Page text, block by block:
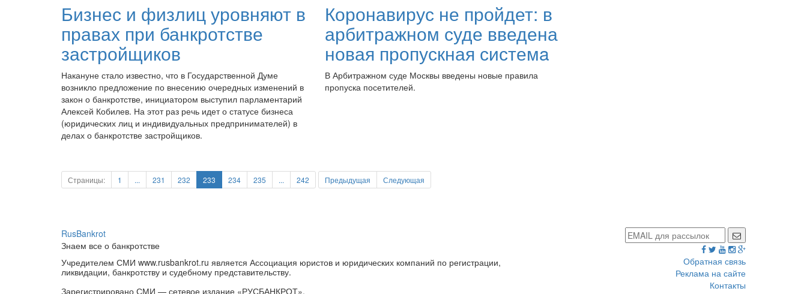
Бизнес и физлиц уровняют в
правах при банкротстве
застройщиков
Накануне стало известно, что в Государственной Думе
возникло предложение по внесению очередных изменений в
закон о банкротстве, инициатором выступил парламентарий
Алексей Кобилев. На этот раз речь идет о статусе бизнеса
(юридических лиц и индивидуальных предпринимателей) в
делах о банкротстве застройщиков.
Коронавирус не пройдет: в
арбитражном суде введена
новая пропускная системa
В Арбитражном суде Москвы введены новые правила
пропуска посетителей.
Страницы: 1 ... 231 232 233 234 235 ... 242 Предыдущая Следующая
RusBankrot
Знаем все о банкротстве
Учредителем СМИ www.rusbankrot.ru является Ассоциация юристов и юридических компаний по регистрации,
ликвидации, банкротству и судебному представительству.
Зарегистрировано СМИ — сетевое издание «РУСБАНКРОТ».
Обратная связь
Реклама на сайте
Контакты